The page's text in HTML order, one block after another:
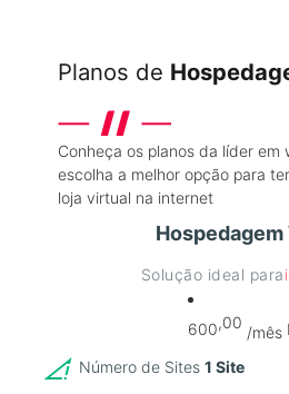
Planos de
Conheça os planos da líder em
escolha a melhor opção para
loja virtual na internet
Hospedagem
Solução ideal para
600,00
/mês
Número de Sites1 Site